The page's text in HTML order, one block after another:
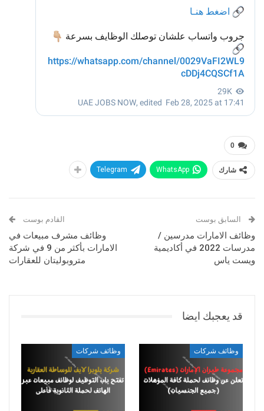
0
شارك WhatsApp
Telegram
السابق بوست
وظائف الامارات مدرسين /
مدرسات 2022 في أكاديمية
ويست ياس
القادم بوست
وظائف مشرف مبيعات في
الامارات بأكثر من 9 في شركة
متروبوليتان للعقارات
قد يعجبك ايضا
وظائف شركات وظائف شركات